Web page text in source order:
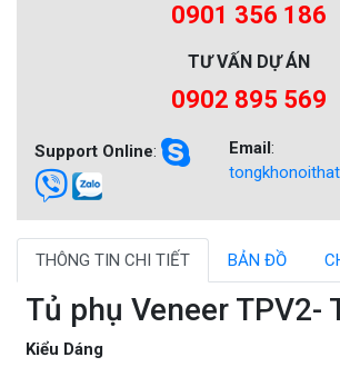
0901 356 186
TƯ VẤN DỰ ÁN
0902 895 569
Support Online: Email:
THÔNG TIN CHI TIẾT BẢN ĐỒ
Tủ phụ Veneer TPV2-
Kiểu Dáng